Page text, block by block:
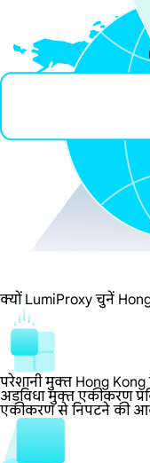
क्यों LumiProxy चुनें Hong
परेशानी मुक्त Hong Kong
अडविधा मुक्त एकीकरण
एकीकरण से निपटने की